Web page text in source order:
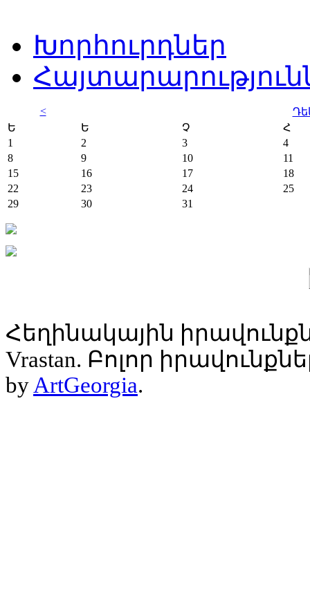
Խորհուրդներ
<
Ե
Ե Չ
Հ
1
2 3
4
8
9 10
11
15
16 17
18
22
23 24
25
29
30 31
Հեղինակային
Vrastan. Բոլոր
by ArtGeorgia.